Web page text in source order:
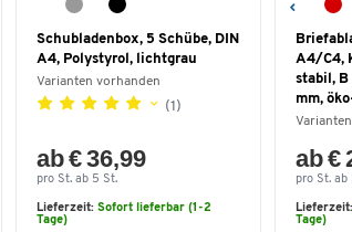
Schubladenbox, 5 Schübe, DIN
A4, Polystyrol, lichtgrau
Varianten vorhanden
(1)
ab € 36,99
pro St. ab 5 St.
Lieferzeit: Sofort lieferbar (1-2
Tage)
A4/C4,
stabil, B
mm,
ab €
pro St. ab
Lieferzeit:
Tage)